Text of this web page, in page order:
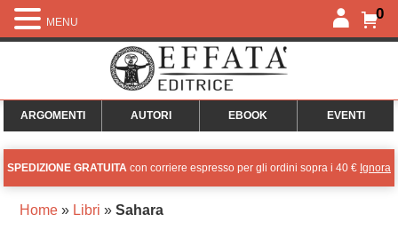
0
ARGOMENTI AUTORI EBOOK EVENTI
SPEDIZIONE GRATUITA con corriere espresso per gli ordini sopra i 40 € Ignora
Home» Libri » Sahara
MENU